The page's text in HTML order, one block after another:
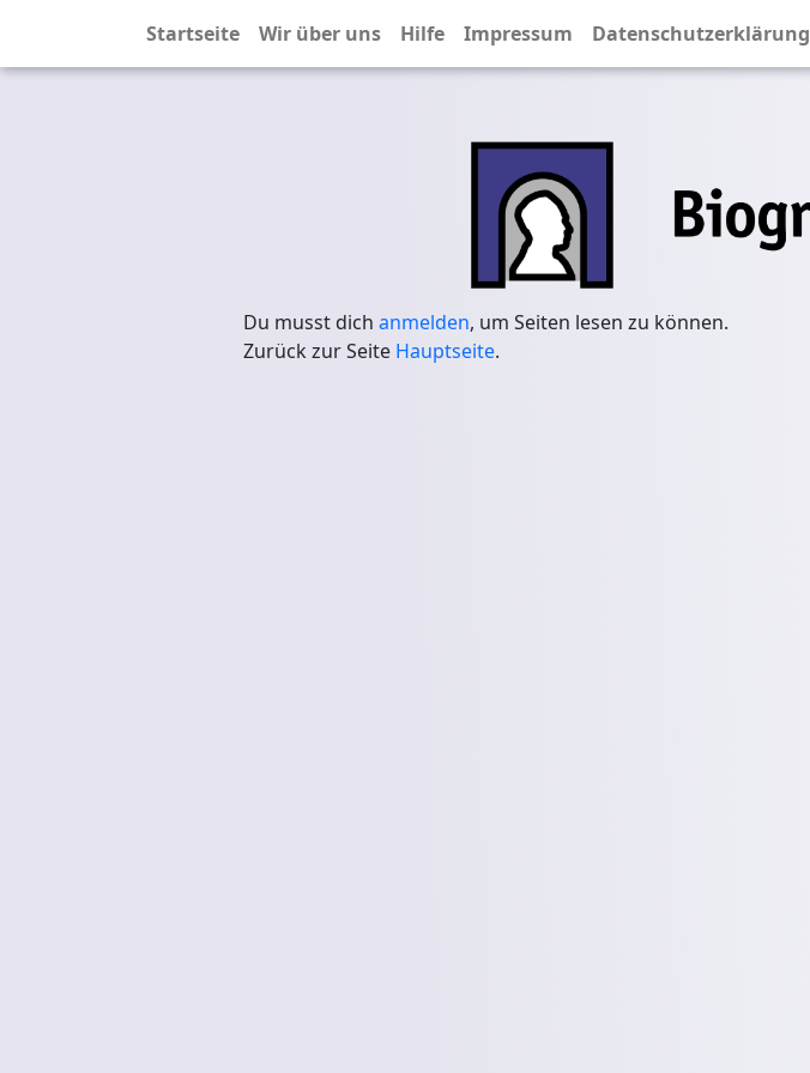
Startseite Wir über uns Hilfe Impressum Datenschutzerklärung
Du musst dich anmelden, um Seiten lesen zu können.
Zurück zur Seite Hauptseite.